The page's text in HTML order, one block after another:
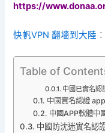
https://
快帆VPN 翻墻到大陸
Table of
中國已實名認
中國實名認證
中國APP軟體中
中國防沈迷實名認